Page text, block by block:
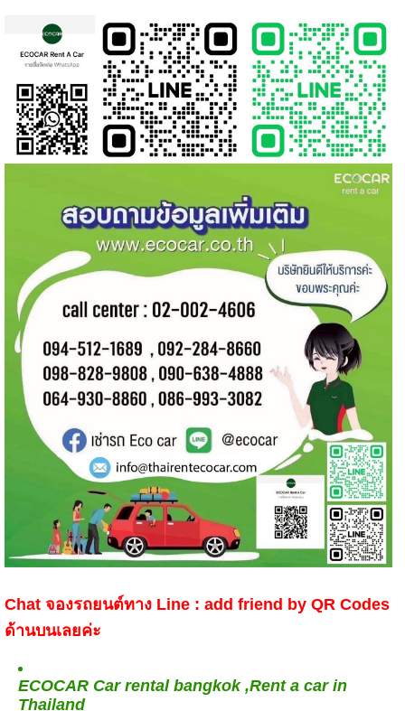
Chat จองรถยนต์ทาง Line : add friend by QR Codes
ด้านบนเลยค่ะ
ECOCAR Car rental bangkok ,Rent a car in
Thailand